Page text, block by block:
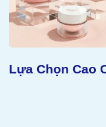
Lựa Chọn Cao